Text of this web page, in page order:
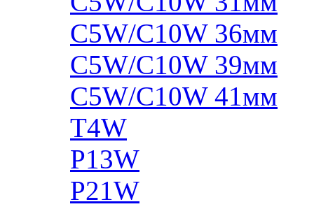
C5W/C10W 36мм
C5W/C10W 39мм
C5W/C10W 41мм
T4W
P13W
P21W